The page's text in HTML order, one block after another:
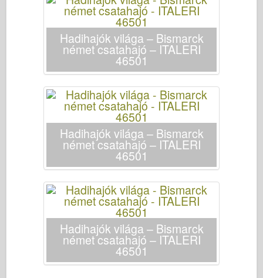
Zvezda
Albumok-Fotók
Séta körül
Könyvek
Dvd
Kapcsolat
le Napló
A készletek
Hadihajók világa – Bismarck
német csatahajó – ITALERI
46501
Hadihajók világa – Bismarck
német csatahajó – ITALERI
46501
Hadihajók világa – Bismarck
német csatahajó – ITALERI
46501